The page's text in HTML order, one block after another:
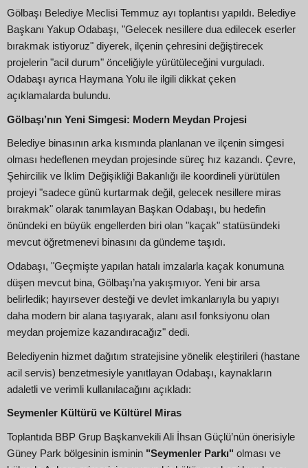
Gölbaşı Belediye Meclisi Temmuz ayı toplantısı yapıldı. Belediye
Başkanı Yakup Odabaşı, "Gelecek nesillere dua edilecek eserler
bırakmak istiyoruz" diyerek, ilçenin çehresini değiştirecek
projelerin "acil durum" önceliğiyle yürütüleceğini vurguladı.
Odabaşı ayrıca Haymana Yolu ile ilgili dikkat çeken
açıklamalarda bulundu.
Gölbaşı’nın Yeni Simgesi: Modern Meydan Projesi
Belediye binasının arka kısmında planlanan ve ilçenin simgesi
olması hedeflenen meydan projesinde süreç hız kazandı. Çevre,
Şehircilik ve İklim Değişikliği Bakanlığı ile koordineli yürütülen
projeyi "sadece günü kurtarmak değil, gelecek nesillere miras
bırakmak" olarak tanımlayan Başkan Odabaşı, bu hedefin
önündeki en büyük engellerden biri olan "kaçak" statüsündeki
mevcut öğretmenevi binasını da gündeme taşıdı.
Odabaşı, "Geçmişte yapılan hatalı imzalarla kaçak konumuna
düşen mevcut bina, Gölbaşı’na yakışmıyor. Yeni bir arsa
belirledik; hayırsever desteği ve devlet imkanlarıyla bu yapıyı
daha modern bir alana taşıyarak, alanı asıl fonksiyonu olan
meydan projemize kazandıracağız" dedi.
Belediyenin hizmet dağıtım stratejisine yönelik eleştirileri (hastane
acil servis) benzetmesiyle yanıtlayan Odabaşı, kaynakların
adaletli ve verimli kullanılacağını açıkladı:
Seymenler Kültürü ve Kültürel Miras
Toplantıda BBP Grup Başkanvekili Ali İhsan Güçlü’nün önerisiyle
Güney Park bölgesinin isminin "Seymenler Parkı" olması ve